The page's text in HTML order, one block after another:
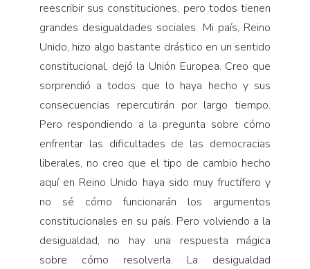
reescribir sus constituciones, pero todos tienen
grandes desigualdades sociales. Mi país, Reino
Unido, hizo algo bastante drástico en un sentido
constitu­cional, dejó la Unión Europea. Creo que
sorprendió a todos que lo haya hecho y sus
consecuencias repercutirán por largo tiempo.
Pero respondiendo a la pregunta sobre cómo
enfrentar las dificultades de las democracias
liberales, no creo que el tipo de cambio hecho
aquí en Reino Unido haya sido muy fructífero y
no sé cómo funcionarán los argumen­tos
constitucionales en su país. Pero volviendo a la
desigualdad, no hay una respuesta mágica
sobre cómo resolverla. La desigualdad